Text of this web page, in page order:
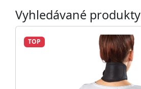
Vyhledávané produkty
TOP